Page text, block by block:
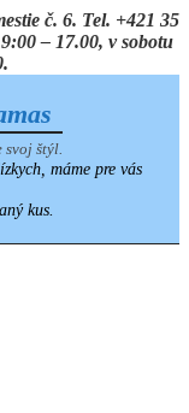
č. 6. Tel. +421 35
– 17.00, v sobotu
svoj štýl.
máme pre vás
kus.